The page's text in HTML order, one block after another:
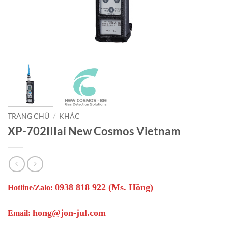
TRANG CHỦ / KHÁC
XP-702IIIai New Cosmos Vietnam
Hotline/Zalo: 0938 818 922 (Ms. Hồng)
Email: hong@jon-jul.com